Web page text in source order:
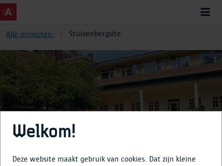
Alle projecten Stuivenbergsite
Stuivenbergsite
Welkom!
Deze website maakt gebruik van cookies. Dat zijn kleine